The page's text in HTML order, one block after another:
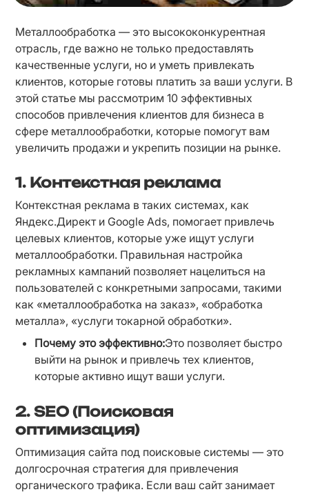
Металлообработка — это высококонкурентная
отрасль, где важно не только предоставлять
качественные услуги, но и уметь привлекать
клиентов, которые готовы платить за ваши услуги. В
этой статье мы рассмотрим 10 эффективных
способов привлечения клиентов для бизнеса в
сфере металлообработки, которые помогут вам
увеличить продажи и укрепить позиции на рынке.
1. Контекстная реклама
Контекстная реклама в таких системах, как
Яндекс.Директ и Google Ads, помогает привлечь
целевых клиентов, которые уже ищут услуги
металлообработки. Правильная настройка
рекламных кампаний позволяет нацелиться на
пользователей с конкретными запросами, такими
как «металлообработка на заказ», «обработка
металла», «услуги токарной обработки».
Почему это эффективно:Это позволяет быстро
выйти на рынок и привлечь тех клиентов,
которые активно ищут ваши услуги.
2. SEO (Поисковая
оптимизация)
Оптимизация сайта под поисковые системы — это
долгосрочная стратегия для привлечения
органического трафика. Если ваш сайт занимает